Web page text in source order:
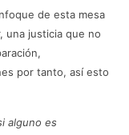
de esta mesa
una justicia que no
por tanto, así esto
alguno es